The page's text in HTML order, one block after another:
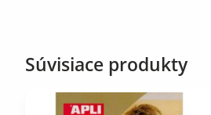
Súvisiace produkty